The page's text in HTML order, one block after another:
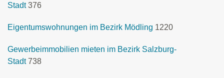
Stadt 376
Eigentumswohnungen im Bezirk Mödling 1220
Gewerbeimmobilien mieten im Bezirk Salzburg-
Stadt 738